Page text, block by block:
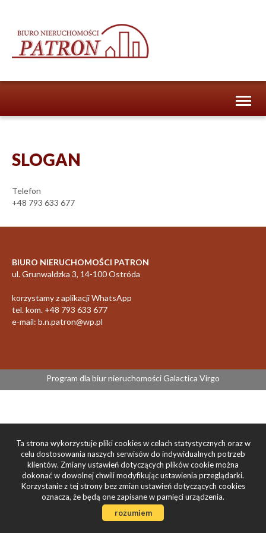
SLOGAN
Telefon
+48 793 633 677
BIURO NIERUCHOMOŚCI PATRON
ul. Grunwaldzka 3, 14-100 Ostróda
korzystamy z aplikacji WhatsApp
tel. kom. +48 793 633 677
e-mail: b.n.patron@wp.pl
Program dla biur nieruchomościGalactica Virgo
Ta strona wykorzystuje pliki cookies w celach statystycznych oraz w
celu dostosowania naszych serwisów do indywidualnych potrzeb
klientów. Zmiany ustawień dotyczących plików cookie można
dokonać w dowolnej chwili modyfikując ustawienia przeglądarki.
Korzystanie z tej strony bez zmian ustawień dotyczących cookies
oznacza, że będą one zapisane w pamięci urządzenia.
rozumiem